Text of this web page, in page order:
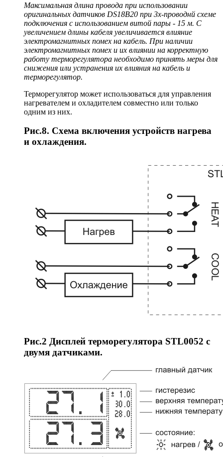
Максимальная длина провода при использовании
оригинальных датчиков DS18B20 при 3х-проводнй схеме
подключения с использованием витой пары - 15 м. С
увеличением длины кабеля увеличивается влияние
электромагнитных помех на кабель. При наличии
электромагнитных помех и их влиянии на корректную
работу терморегулятора необходимо принять меры для
снижения или устранения их влияния на кабель и
терморегулятор.
Терморегулятор может использоваться для управления
нагревателем и охладителем совместно или только
одним из них.
Рис.8. Схема включения устройств нагрева
и охлаждения.
Рис.2 Дисплей терморегулятора STL0052 с
двумя датчиками.